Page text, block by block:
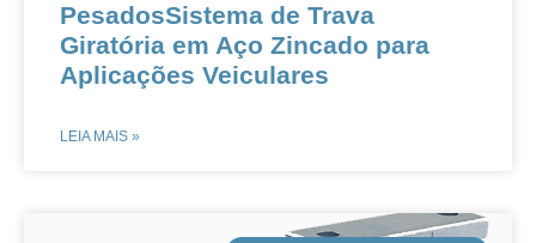
Pesados​​​​Sistema de Trava
Giratória em Aço Zincado para
Aplicações Veiculares​​
LEIA MAIS »